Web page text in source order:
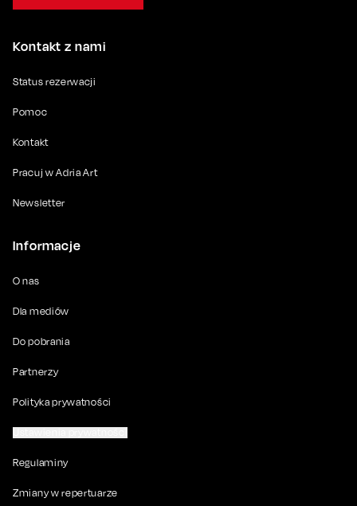
Kontakt z nami
Status rezerwacji
Pomoc
Kontakt
Pracuj w Adria Art
Newsletter
Informacje
O nas
Dla mediów
Do pobrania
Partnerzy
Polityka prywatności
Regulaminy
Zmiany w repertuarze